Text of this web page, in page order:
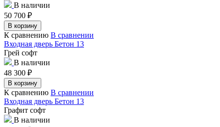
В наличии
50 700 ₽
В корзину
К сравнению В сравнении
Входная дверь Бетон 13
Грей софт
В наличии
48 300 ₽
В корзину
К сравнению В сравнении
Входная дверь Бетон 13
Графит софт
В наличии